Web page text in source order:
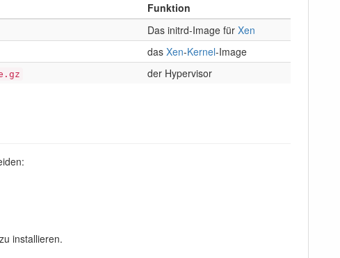
Funktion
Das initrd-Image für Xen
das Xen-Kernel-Image
der Hypervisor
installieren.